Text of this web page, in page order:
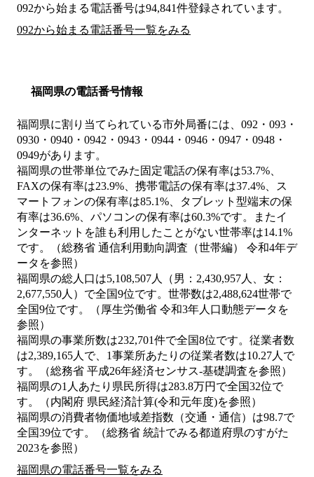
092から始まる電話番号は94,841件登録されています。
092から始まる電話番号一覧をみる
福岡県の電話番号情報
福岡県に割り当てられている市外局番には、092・093・
0930・0940・0942・0943・0944・0946・0947・0948・
0949があります。
福岡県の世帯単位でみた固定電話の保有率は53.7%、
FAXの保有率は23.9%、携帯電話の保有率は37.4%、ス
マートフォンの保有率は85.1%、タブレット型端末の保
有率は36.6%、パソコンの保有率は60.3%です。またイ
ンターネットを誰も利用したことがない世帯率は14.1%
です。（総務省 通信利用動向調査（世帯編） 令和4年デ
ータを参照）
福岡県の総人口は5,108,507人（男：2,430,957人、女：
2,677,550人）で全国9位です。世帯数は2,488,624世帯で
全国9位です。（厚生労働省 令和3年人口動態データを
参照）
福岡県の事業所数は232,701件で全国8位です。従業者数
は2,389,165人で、1事業所あたりの従業者数は10.27人で
す。（総務省 平成26年経済センサス‐基礎調査を参照）
福岡県の1人あたり県民所得は283.8万円で全国32位で
す。（内閣府 県民経済計算(令和元年度)を参照）
福岡県の消費者物価地域差指数（交通・通信）は98.7で
全国39位です。（総務省 統計でみる都道府県のすがた
2023を参照）
福岡県の電話番号一覧をみる